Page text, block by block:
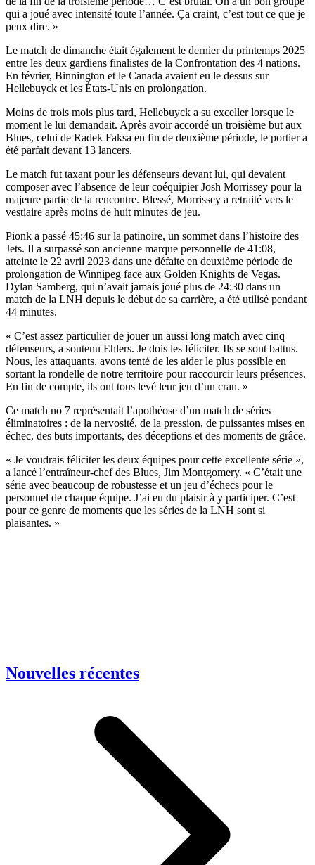
qui a joué avec intensité toute l’année. Ça craint, c’est tout ce que je
peux dire. »
Le match de dimanche était également le dernier du printemps 2025
entre les deux gardiens finalistes de la Confrontation des 4 nations.
En février, Binnington et le Canada avaient eu le dessus sur
Hellebuyck et les États-Unis en prolongation.
Moins de trois mois plus tard, Hellebuyck a su exceller lorsque le
moment le lui demandait. Après avoir accordé un troisième but aux
Blues, celui de Radek Faksa en fin de deuxième période, le portier a
été parfait devant 13 lancers.
Le match fut taxant pour les défenseurs devant lui, qui devaient
composer avec l’absence de leur coéquipier Josh Morrissey pour la
majeure partie de la rencontre. Blessé, Morrissey a retraité vers le
vestiaire après moins de huit minutes de jeu.
Pionk a passé 45:46 sur la patinoire, un sommet dans l’histoire des
Jets. Il a surpassé son ancienne marque personnelle de 41:08,
atteinte le 22 avril 2023 dans une défaite en deuxième période de
prolongation de Winnipeg face aux Golden Knights de Vegas.
Dylan Samberg, qui n’avait jamais joué plus de 24:30 dans un
match de la LNH depuis le début de sa carrière, a été utilisé pendant
44 minutes.
« C’est assez particulier de jouer un aussi long match avec cinq
défenseurs, a soutenu Ehlers. Je dois les féliciter. Ils se sont battus.
Nous, les attaquants, avons tenté de les aider le plus possible en
sortant la rondelle de notre territoire pour raccourcir leurs présences.
En fin de compte, ils ont tous levé leur jeu d’un cran. »
Ce match no 7 représentait l’apothéose d’un match de séries
éliminatoires : de la nervosité, de la pression, de puissantes mises en
échec, des buts importants, des déceptions et des moments de grâce.
« Je voudrais féliciter les deux équipes pour cette excellente série »,
a lancé l’entraîneur-chef des Blues, Jim Montgomery. « C’était une
série avec beaucoup de robustesse et un jeu d’échecs pour le
personnel de chaque équipe. J’ai eu du plaisir à y participer. C’est
pour ce genre de moments que les séries de la LNH sont si
plaisantes. »
Nouvelles récentes